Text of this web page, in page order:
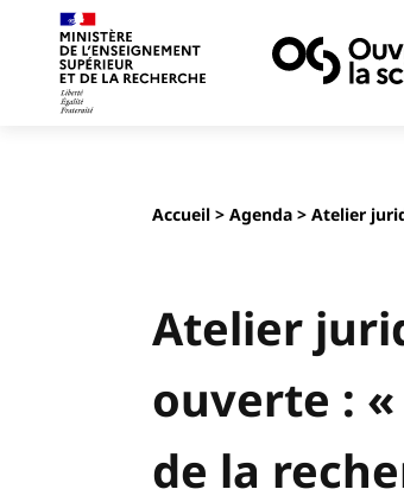
Accueil> Agenda> Atelier
Atelier
ouverte :
de la